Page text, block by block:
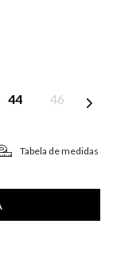
44 46
Tabela de medidas